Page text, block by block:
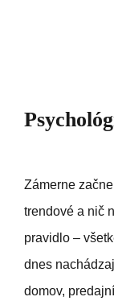
Zámerne
trendové a nič
pravidlo –
dnes
domov,